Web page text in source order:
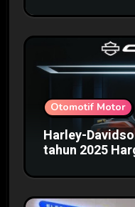
Otomotif Motor
Harley-
tahun 2025